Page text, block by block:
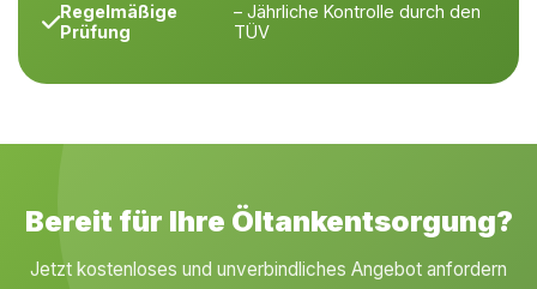
Regelmäßige
Prüfung
– Jährliche Kontrolle durch den
TÜV
Bereit für Ihre Öltankentsorgung?
Jetzt kostenloses und unverbindliches Angebot anfordern